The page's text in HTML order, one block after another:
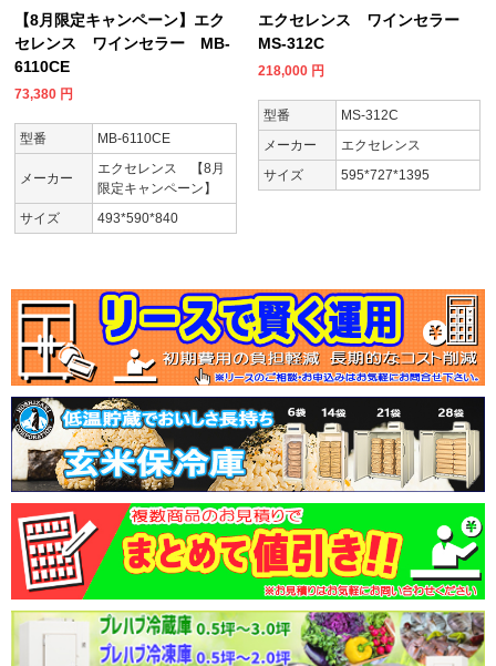
【8月限定キャンペーン】エク
セレンス ワインセラー MB-
6110CE
73,380 円
型番 MB-6110CE
メーカー
エクセレンス 【8月
限定キャンペーン】
サイズ
493*590*840
エクセレンス ワインセラー
MS-312C
218,000 円
型番
MS-312C
メーカー
エクセレンス
サイズ
595*727*1395